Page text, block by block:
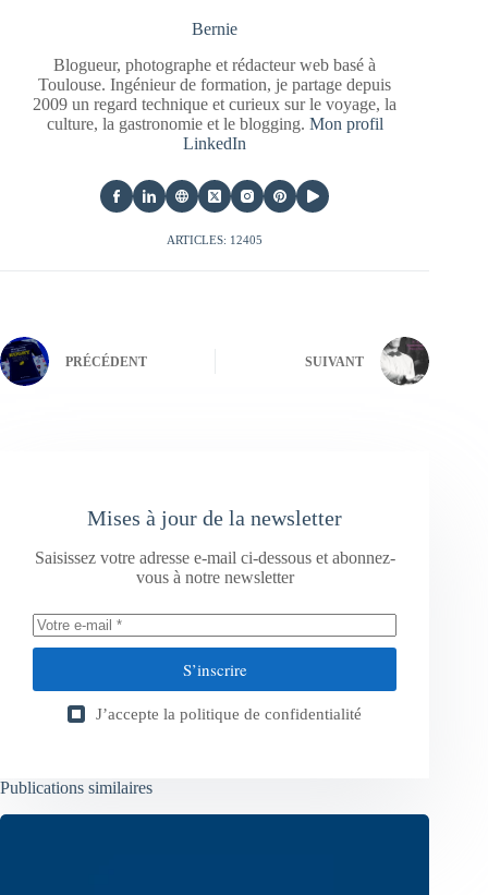
Bernie
Blogueur, photographe et rédacteur web basé à
Toulouse. Ingénieur de formation, je partage depuis
2009 un regard technique et curieux sur le voyage, la
culture, la gastronomie et le blogging. Mon profil
LinkedIn
ARTICLES: 12405
PRÉCÉDENT SUIVANT
Mises à jour de la newsletter
Saisissez votre adresse e-mail ci-dessous et abonnez-
vous à notre newsletter
S’inscrire
J’accepte la politique de confidentialité
Publications similaires